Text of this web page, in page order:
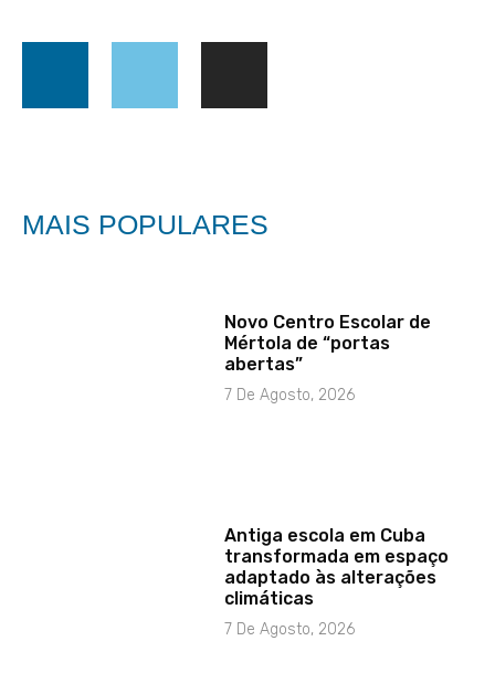
MAIS POPULARES
Novo Centro Escolar de
Mértola de “portas
abertas”
7 De Agosto, 2026
Antiga escola em Cuba
transformada em espaço
adaptado às alterações
climáticas
7 De Agosto, 2026